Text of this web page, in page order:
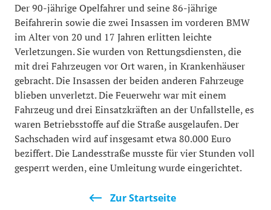
Der 90-jährige Opelfahrer und seine 86-jährige
Beifahrerin sowie die zwei Insassen im vorderen BMW
im Alter von 20 und 17 Jahren erlitten leichte
Verletzungen. Sie wurden von Rettungsdiensten, die
mit drei Fahrzeugen vor Ort waren, in Krankenhäuser
gebracht. Die Insassen der beiden anderen Fahrzeuge
blieben unverletzt. Die Feuerwehr war mit einem
Fahrzeug und drei Einsatzkräften an der Unfallstelle, es
waren Betriebsstoffe auf die Straße ausgelaufen. Der
Sachschaden wird auf insgesamt etwa 80.000 Euro
beziffert. Die Landesstraße musste für vier Stunden voll
gesperrt werden, eine Umleitung wurde eingerichtet.
Zur Startseite